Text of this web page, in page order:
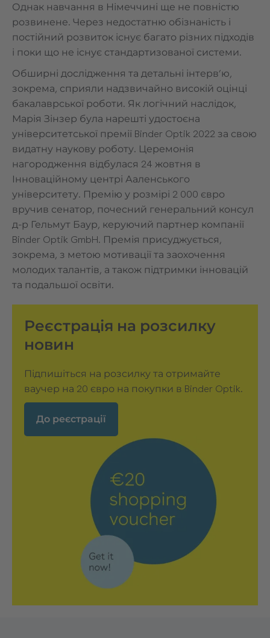
Однак навчання в Німеччині ще не повністю
розвинене. Через недостатню обізнаність і
постійний розвиток існує багато різних підходів
і поки що не існує стандартизованої системи.
Обширні дослідження та детальні інтерв’ю,
зокрема, сприяли надзвичайно високій оцінці
бакалаврської роботи. Як логічний наслідок,
Марія Зінзер була нарешті удостоєна
університетської премії Binder Optik 2022 за свою
видатну наукову роботу. Церемонія
нагородження відбулася 24 жовтня в
Інноваційному центрі Ааленського
університету. Премію у розмірі 2 000 євро
вручив сенатор, почесний генеральний консул
д-р Гельмут Баур, керуючий партнер компанії
Binder Optik GmbH. Премія присуджується,
зокрема, з метою мотивації та заохочення
молодих талантів, а також підтримки інновацій
та подальшої освіти.
Реєстрація на розсилку
новин
Підпишіться на розсилку та отримайте
ваучер на 20 євро на покупки в Binder Optik.
До реєстрації